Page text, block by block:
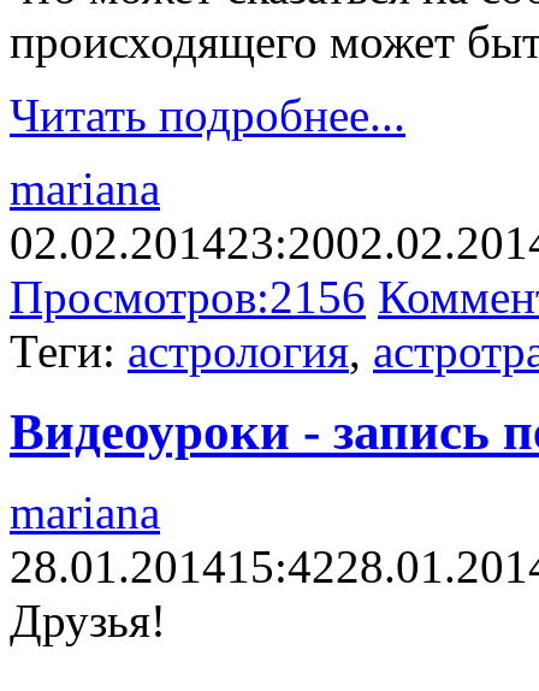
происходящего может
Читать подробнее...
mariana
02.02.201423:20
Просмотров:2156
Теги: астрология,
Видеоуроки - запись
mariana
28.01.201415:42
Друзья!